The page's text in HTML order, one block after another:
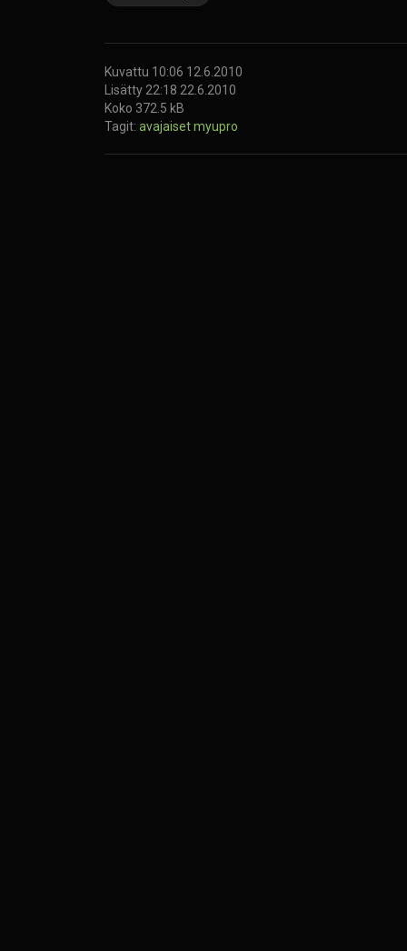
Kuvattu 10:06 12.6.2010
Lisätty 22:18 22.6.2010
Koko 372.5 kB
Tagit: avajaisetmyupro